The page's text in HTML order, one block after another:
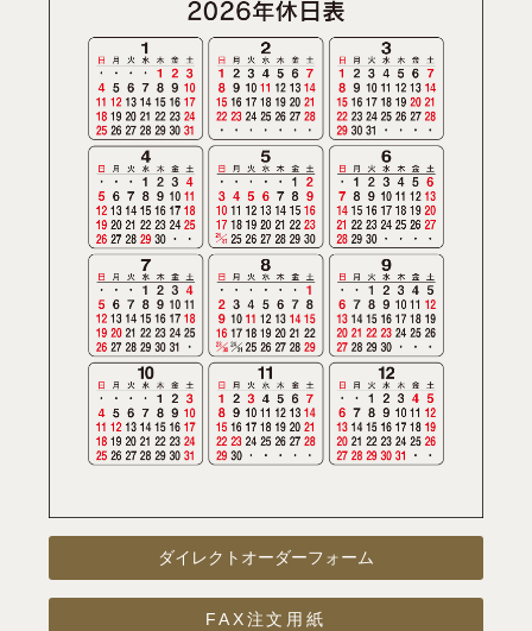
ダイレクトオーダーフォーム
FAX注文用紙